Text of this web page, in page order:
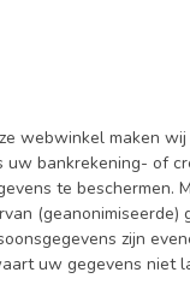
webwinkel maken
bankrekening- of
te
zijn
uw gegevens